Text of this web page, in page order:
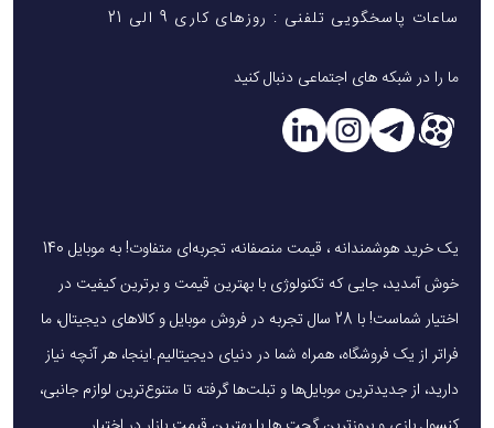
ساعات پاسخگویی تلفنی : روزهای کاری 9 الی 21
ما را در شبکه های اجتماعی دنبال کنید
یک خرید هوشمندانه ، قیمت منصفانه، تجربه‌ای متفاوت! به موبایل 140
خوش آمدید، جایی که تکنولوژی با بهترین قیمت و برترین کیفیت در
اختیار شماست! با 28 سال تجربه در فروش موبایل و کالاهای دیجیتال، ما
فراتر از یک فروشگاه، همراه شما در دنیای دیجیتالیم.اینجا، هر آنچه نیاز
دارید، از جدیدترین موبایل‌ها و تبلت‌ها گرفته تا متنوع‌ترین لوازم جانبی،